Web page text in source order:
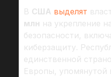
В США выделят
млн на укрепление
безопасности,
киберзащиту.
единственной
Европы,